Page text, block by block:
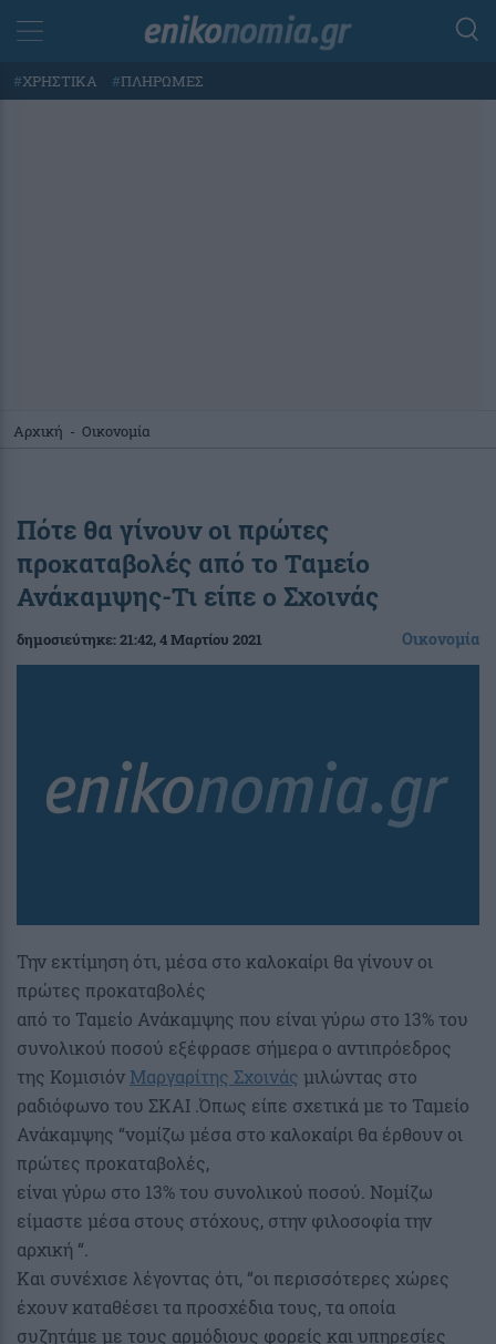
#ΧΡΗΣΤΙΚΑ #ΠΛΗΡΩΜΕΣ
Αρχική - Οικονομία
Πότε θα γίνουν οι πρώτες
προκαταβολές από το Ταμείο
Ανάκαμψης-Τι είπε ο Σχοινάς
δημοσιεύτηκε:21:42, 4 Μαρτίου 2021 Οικονομία
Την εκτίμηση ότι, μέσα στο καλοκαίρι θα γίνουν οι
πρώτες προκαταβολές
από το Ταμείο Ανάκαμψης που είναι γύρω στο 13% του
συνολικού ποσού εξέφρασε σήμερα ο αντιπρόεδρος
της Κομισιόν Μαργαρίτης Σχοινάς μιλώντας στο
ραδιόφωνο του ΣΚΑΙ .Όπως είπε σχετικά με το Ταμείο
Ανάκαμψης “νομίζω μέσα στο καλοκαίρι θα έρθουν οι
πρώτες προκαταβολές,
είναι γύρω στο 13% του συνολικού ποσού. Νομίζω
είμαστε μέσα στους στόχους, στην φιλοσοφία την
αρχική “.
Και συνέχισε λέγοντας ότι, “οι περισσότερες χώρες
έχουν καταθέσει τα προσχέδια τους, τα οποία
συζητάμε με τους αρμόδιους φορείς και υπηρεσίες